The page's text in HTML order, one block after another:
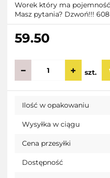
Worek który ma
Masz pytania? Dzwoń!!!
59.50
szt.
Ilość w opakowaniu
Wysyłka w ciągu
Cena przesyłki
Dostępność